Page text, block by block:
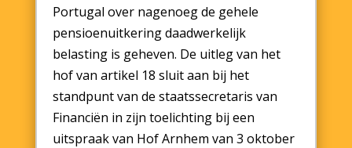
Portugal over nagenoeg de gehele
pensioenuitkering daadwerkelijk
belasting is geheven. De uitleg van het
hof van artikel 18 sluit aan bij het
standpunt van de staatssecretaris van
Financiën in zijn toelichting bij een
uitspraak van Hof Arnhem van 3 oktober